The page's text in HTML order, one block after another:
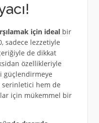
için idealbir
sadece lezzetiyle
de dikkat
özellikleriyle
güçlendirmeye
serinletici hem de
için mükemmel bir